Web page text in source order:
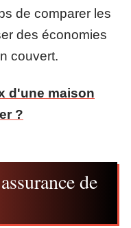
de comparer les
des économies
couvert.
d'une maison
?
de